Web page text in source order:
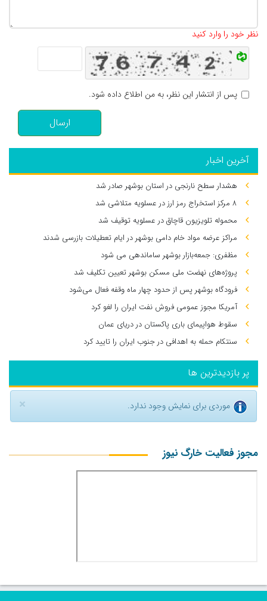
نظر خود را وارد کنید
پس از انتشار این نظر، به من اطلاع داده شود.
ارسال
آخرین اخبار
هشدار سطح نارنجی در استان بوشهر صادر شد
۸ مرکز استخراج رمز ارز در عسلویه متلاشی شد
محموله تلویزیون قاچاق در عسلویه توقیف شد
مراکز عرضه مواد خام دامی بوشهر در ایام تعطیلات بازرسی شدند
مظفری: جمعه‌بازار بوشهر ساماندهی می‌ شود
پروژه‌های نهضت ملی مسکن بوشهر تعیین تکلیف شد
فرودگاه بوشهر پس از حدود چهار ماه وقفه فعال می‌شود
آمریکا مجوز عمومی فروش نفت ایران را لغو کرد
سقوط هواپیمای باری پاکستان در دریای عمان
سنتکام حمله به اهدافی در جنوب ایران را تایید کرد
پر بازدیدترین ها
× موردی برای نمایش وجود ندارد.
مجوز فعالیت خارگ نیوز